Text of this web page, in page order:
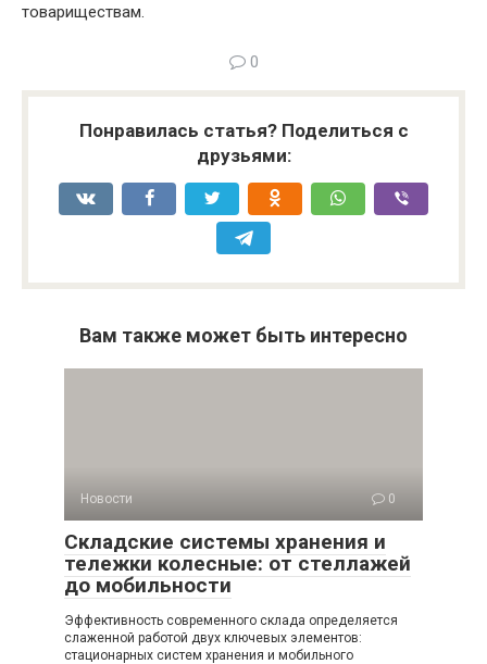
товариществам.
0
Понравилась статья? Поделиться с
друзьями:
Вам также может быть интересно
Новости 0
Складские системы хранения и
тележки колесные: от стеллажей
до мобильности
Эффективность современного склада определяется
слаженной работой двух ключевых элементов:
стационарных систем хранения и мобильного